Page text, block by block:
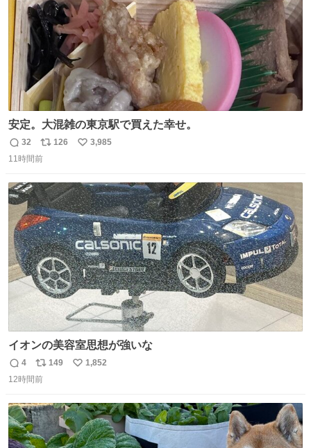
安定。大混雑の東京駅で買えた幸せ。
返
信
32
リ
ポ
ト
数
126
い
数
3,985
11時間前
イオンの美容室思想が強いな
返
信
4
リ
ポ
ト
数
149
い
数
1,852
12時間前